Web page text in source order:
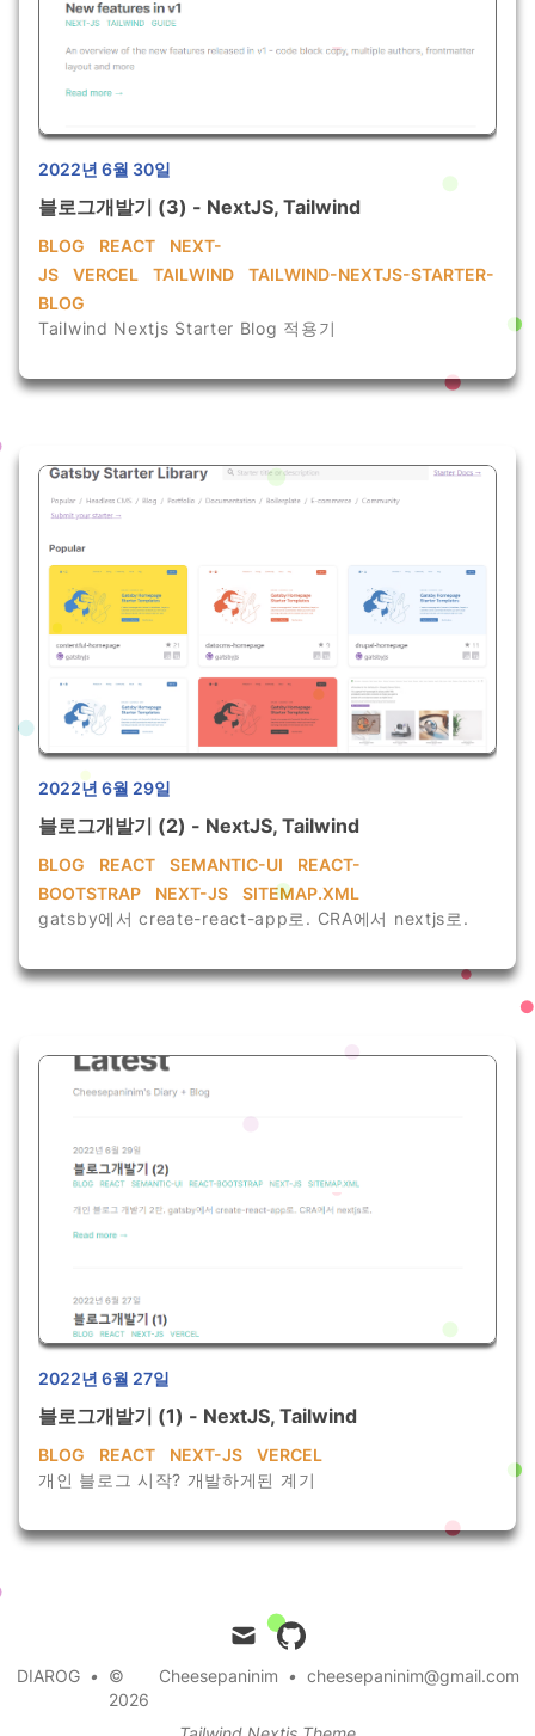
2022년 6월 30일
블로그개발기 (3) - NextJS, Tailwind
BLOG REACT
NEXT-
JS
VERCEL TAILWIND
TAILWIND-NEXTJS-STARTER-
BLOG
Tailwind Nextjs Starter Blog 적용기
2022년 6월 29일
블로그개발기 (2) - NextJS, Tailwind
BLOG REACT SEMANTIC-UI
REACT-
BOOTSTRAP
NEXT-JS
SITEMAP.XML
gatsby에서 create-react-app로. CRA에서 nextjs로.
2022년 6월 27일
블로그개발기 (1) - NextJS, Tailwind
BLOG REACT NEXT-JS
VERCEL
개인 블로그 시작? 개발하게된 계기
mail github
DIAROG •
©
2026
Cheesepaninim • cheesepaninim@gmail.com